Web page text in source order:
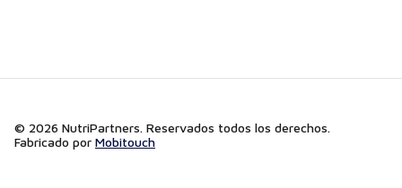
© 2026 NutriPartners. Reservados todos los derechos.
Fabricado por Mobitouch